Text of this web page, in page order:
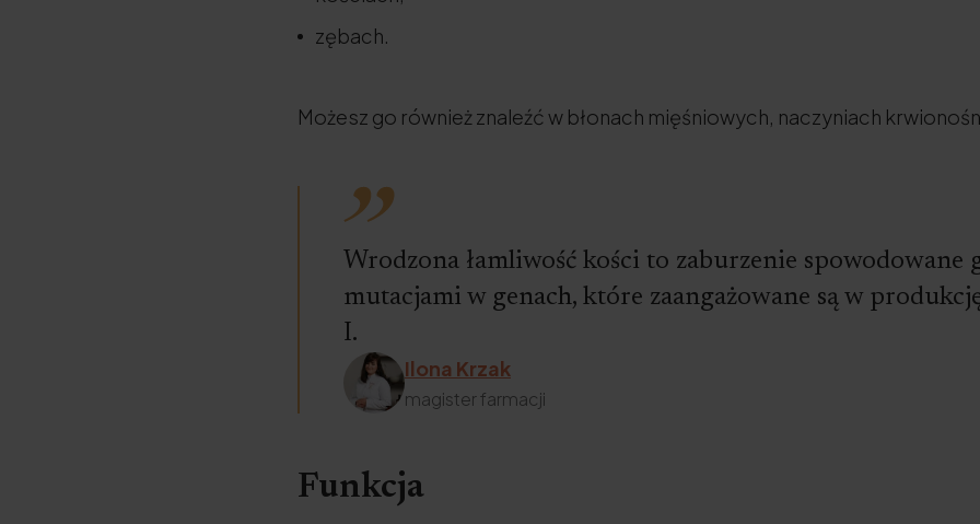
zębach.
Możesz go również znaleźć w błonach mięśniowych, naczyniach
Wrodzona łamliwość kości to zaburzenie spowodowane
mutacjami w genach, które zaangażowane są w
I.
Ilona Krzak
magister farmacji
Funkcja